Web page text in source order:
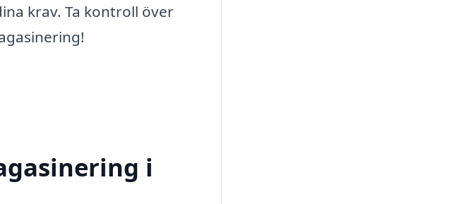
krav. Ta kontroll över
i